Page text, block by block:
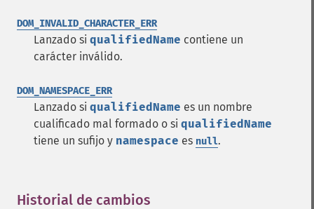
DOM_INVALID_CHARACTER_ERR
Lanzado si qualifiedName contiene un
carácter inválido.
DOM_NAMESPACE_ERR
Lanzado si qualifiedName es un nombre
cualificado mal formado o si qualifiedName
tiene un sufijo y namespace es null.
Historial de cambios